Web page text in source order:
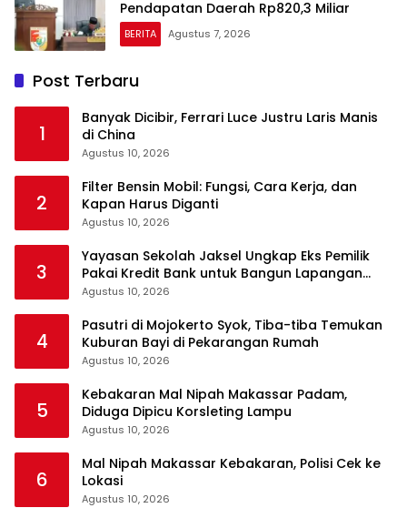
Pendapatan Daerah Rp820,3 Miliar
BERITA Agustus 7, 2026
Post Terbaru
1
Banyak Dicibir, Ferrari Luce Justru Laris Manis
di China
Agustus 10, 2026
2
Filter Bensin Mobil: Fungsi, Cara Kerja, dan
Kapan Harus Diganti
Agustus 10, 2026
3
Yayasan Sekolah Jaksel Ungkap Eks Pemilik
Pakai Kredit Bank untuk Bangun Lapangan
Padel
Agustus 10, 2026
4
Pasutri di Mojokerto Syok, Tiba-tiba Temukan
Kuburan Bayi di Pekarangan Rumah
Agustus 10, 2026
5
Kebakaran Mal Nipah Makassar Padam,
Diduga Dipicu Korsleting Lampu
Agustus 10, 2026
6
Mal Nipah Makassar Kebakaran, Polisi Cek ke
Lokasi
Agustus 10, 2026